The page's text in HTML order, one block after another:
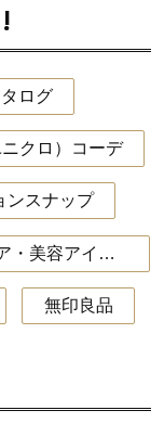
ログ
クロ）コーデ
ンスナップ
40代におすすめの化粧品・スキンケア・美容アイテム
無印良品